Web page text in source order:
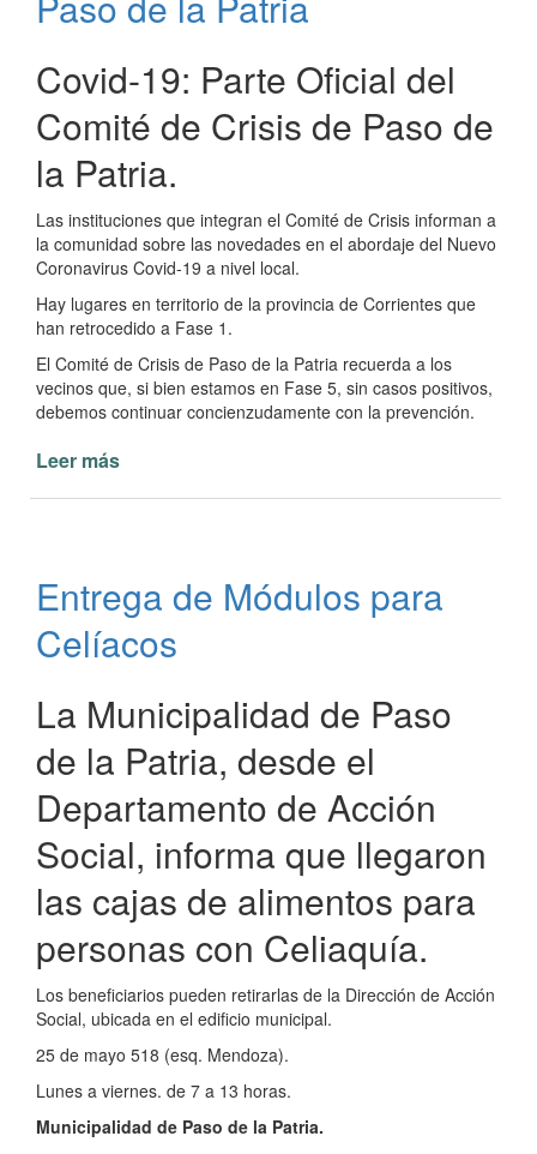
Covid-19: Parte Oficial del
Comité de Crisis de Paso de
la Patria.
Las instituciones que integran el Comité de Crisis informan a
la comunidad sobre las novedades en el abordaje del Nuevo
Coronavirus Covid-19 a nivel local.
Hay lugares en territorio de la provincia de Corrientes que
han retrocedido a Fase 1.
El Comité de Crisis de Paso de la Patria recuerda a los
vecinos que, si bien estamos en Fase 5, sin casos positivos,
debemos continuar concienzudamente con la prevención.
Leer más
de
Paso
de
Patria
Entrega de Módulos para
Celíacos
La Municipalidad de Paso
de la Patria, desde el
Departamento de Acción
Social, informa que llegaron
las cajas de alimentos para
personas con Celiaquía.
Los beneficiarios pueden retirarlas de la Dirección de Acción
Social, ubicada en el edificio municipal.
25 de mayo 518 (esq. Mendoza).
Lunes a viernes. de 7 a 13 horas.
Municipalidad de Paso de la Patria.